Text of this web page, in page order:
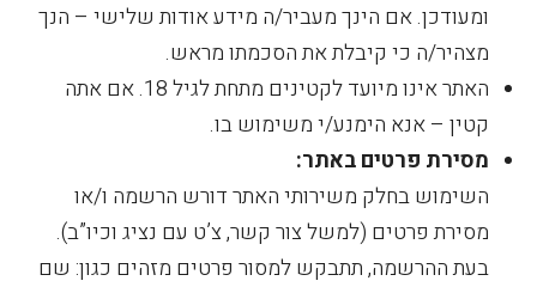
ומעודכן. אם הינך מעביר/ה מידע אודות שלישי – הנך
מצהיר/ה כי קיבלת את הסכמתו מראש.
האתר אינו מיועד לקטינים מתחת לגיל 18. אם אתה
קטין – אנא הימנע/י משימוש בו.
מסירת פרטים באתר:
השימוש בחלק משירותי האתר דורש הרשמה ו/או
מסירת פרטים (למשל צור קשר, צ’ט עם נציג וכיו”ב).
בעת ההרשמה, תתבקש למסור פרטים מזהים כגון: שם